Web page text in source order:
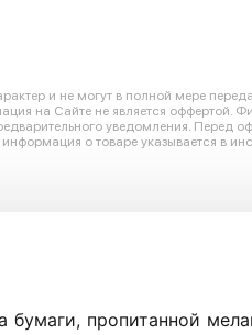
и не могут в полной мере
на Сайте не является оффертой.
уведомления. Перед
о товаре указывается в
пропитанной